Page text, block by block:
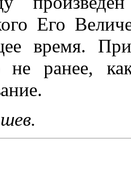
Его
время.
не ранее,